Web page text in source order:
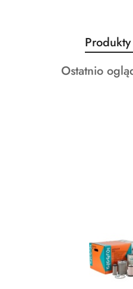
Pomiń karuzelęProdukty
o
statusie:
Produkty
Ostatnio